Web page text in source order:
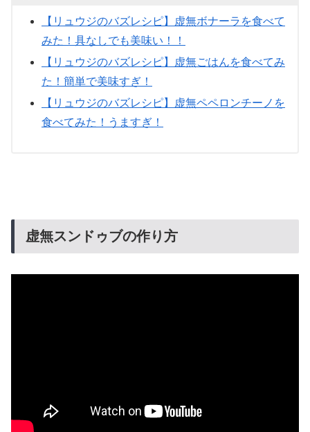
【リュウジのバズレシピ】虚無ボナーラを食べて
みた！具なしでも美味い！！
【リュウジのバズレシピ】虚無ごはんを食べてみ
た！簡単で美味すぎ！
【リュウジのバズレシピ】虚無ペペロンチーノを
食べてみた！うますぎ！
虚無スンドゥブの作り方